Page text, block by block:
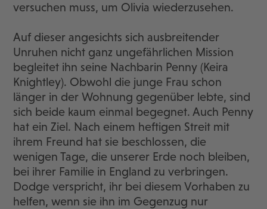
versuchen muss, um Olivia wiederzusehen.
Auf dieser angesichts sich ausbreitender
Unruhen nicht ganz ungefährlichen Mission
begleitet ihn seine Nachbarin Penny (Keira
Knightley). Obwohl die junge Frau schon
länger in der Wohnung gegenüber lebte, sind
sich beide kaum einmal begegnet. Auch Penny
hat ein Ziel. Nach einem heftigen Streit mit
ihrem Freund hat sie beschlossen, die
wenigen Tage, die unserer Erde noch bleiben,
bei ihrer Familie in England zu verbringen.
Dodge verspricht, ihr bei diesem Vorhaben zu
helfen, wenn sie ihn im Gegenzug nur